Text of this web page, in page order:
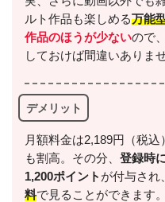
ルト作品も楽しめる万能
作品のほうが少ないので
しておけば間違いありま
デメリット
月額料金は2,189円（税
も割高。その分、 登録時
1,200ポイント が付与され、
料で見ることができます。